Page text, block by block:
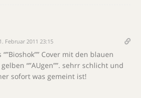
1. Februar 2011 23:15
Cover mit den blauen
“”AUgen””. sehrr schlicht und
sofort was gemeint ist!